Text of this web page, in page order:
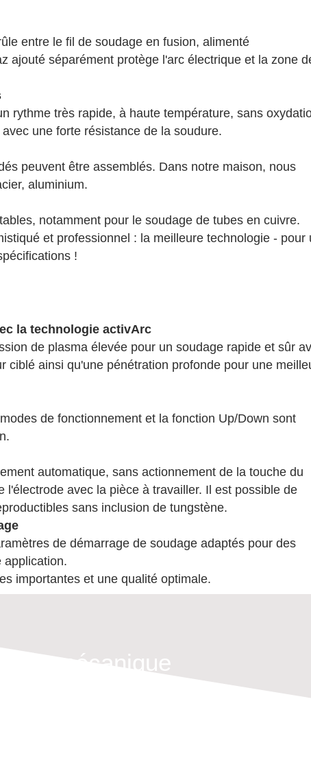
entre le fil de soudage en fusion, alimenté
ajouté séparément protège l'arc électrique et la zone
rythme très rapide, à haute température, sans
une forte résistance de la soudure.
peuvent être assemblés. Dans notre maison, nous
aluminium.
notamment pour le soudage de tubes en cuivre.
et professionnel : la meilleure technologie - pour
!
la technologie activArc
de plasma élevée pour un soudage rapide et sûr
ciblé ainsi qu'une pénétration profonde pour une
de fonctionnement et la fonction Up/Down sont
automatique, sans actionnement de la touche du
avec la pièce à travailler. Il est possible de
sans inclusion de tungstène.
de démarrage de soudage adaptés pour des
application.
importantes et une qualité optimale.
mécanique